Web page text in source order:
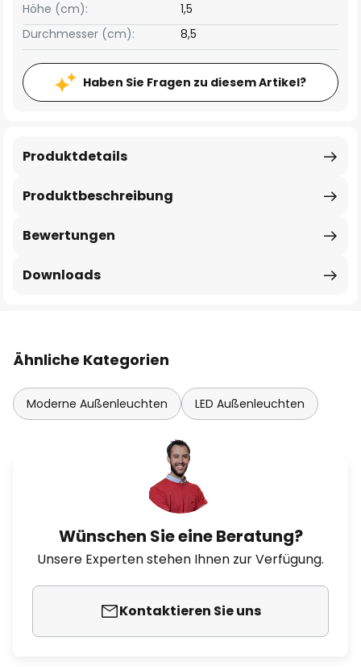
Höhe (cm):
1,5
Durchmesser (cm):
8,5
Haben Sie Fragen zu diesem Artikel?
Produktbeschreibung
Produktdetails
Bewertungen
Downloads
Ähnliche Kategorien
Moderne Außenleuchten LED Außenleuchten
Wünschen Sie eine Beratung?
Unsere Experten stehen Ihnen zur Verfügung.
Kontaktieren Sie uns